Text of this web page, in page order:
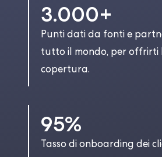
3.000+
Punti dati da fonti e
tutto il mondo, per offrirti
copertura.
95%
Tasso di onboarding dei